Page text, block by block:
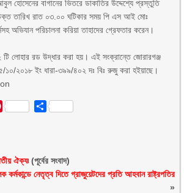
হোসেনের বাগানের ভিতরে ডাকাতির উদ্দেশ্যে প্রস্তুতি
তারিখ রাত ০৩.০০ ঘটিকার সময় পি এস আই মোঃ
অভিযান পরিচালনা করিয়া তাহাদের গ্রেফতার করেন।
টি লোহার রড উদ্ধার করা হয়। এই সংক্রান্তে জোরারগঞ্জ
১০/২০১৮ ইং ধারা-৩৯৯/৪০২ দঃ বিঃ রুজু করা হইয়াছে।
Pinterest Share
ঐক্য৷(পূর্বের সংবাদ)
কর্মকান্ডে নেতৃত্ব দিতে গ্রাজুয়েটদের প্রতি আহবান রাষ্ট্রপতির
»